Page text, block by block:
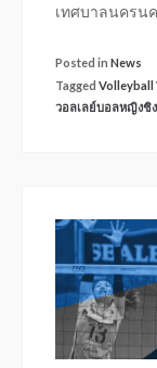
เทศบาลนครน
Posted in News
Tagged Volleyball
วอลเลย์บอลหญิงชิ